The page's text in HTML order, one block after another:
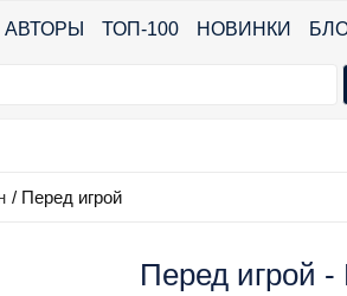
АВТОРЫ ТОП-100 НОВИНКИ
/ Перед игрой
Перед игрой -